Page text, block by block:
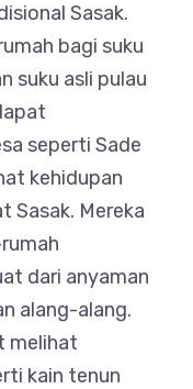
Sasak.
bagi suku
suku asli pulau
seperti Sade
kehidupan
Sasak. Mereka
dari anyaman
alang-alang.
melihat
kain tenun